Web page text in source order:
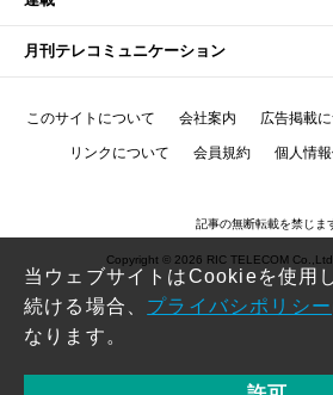
月刊テレコミュニケーション
このサイトについて 会社案内 広告掲載
リンクについて 会員規約 個人情
記事の無断転載を禁じま
Copyright © 2026 RIC TELECOM Co.,Ltd.
当ウェブサイトはCookieを使用
続ける場合、 プライバシポリシー
なります。